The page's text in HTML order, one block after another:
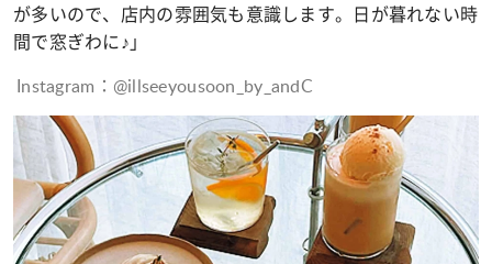
が多いので、店内の雰囲気も意識します。日が暮れない時
間で窓ぎわに♪」
Instagram：@illseeyousoon_by_andC